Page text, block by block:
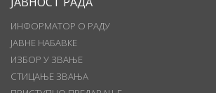
ИНФОРМАТОР О РАДУ
ЈАВНЕ НАБАВКЕ
ИЗБОР У ЗВАЊЕ
СТИЦАЊЕ ЗВАЊА